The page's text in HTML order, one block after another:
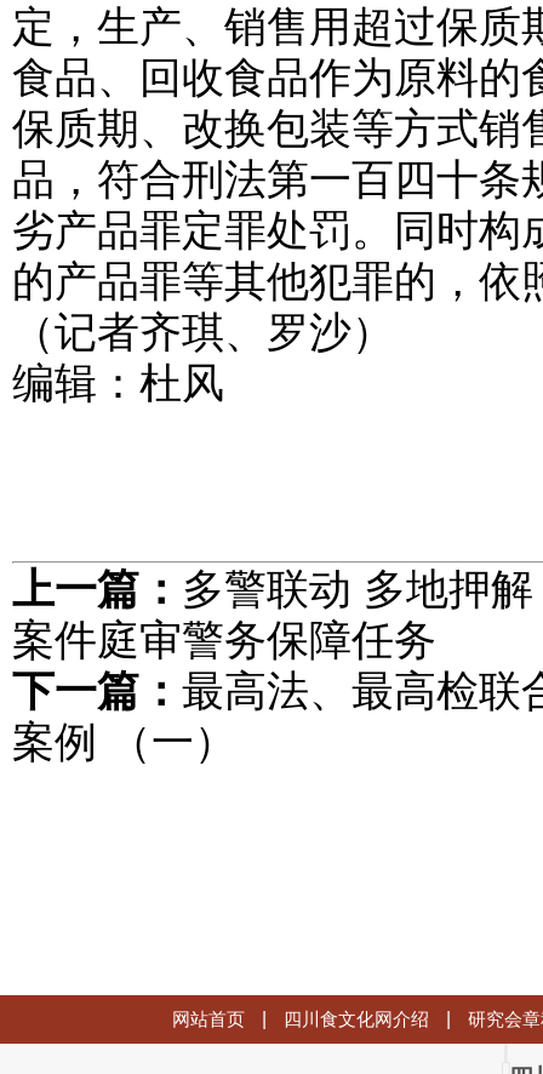
定，生产、销售用超过保
食品、回收食品作为原料的
保质期、改换包装等方式销
品，符合刑法第一百四十条
劣产品罪定罪处罚。同时构
的产品罪等其他犯罪的，
（记者齐琪、罗沙）
编辑：杜风
上一篇： 多警联动 多地押
案件庭审警务保障任务
下一篇： 最高法、最高检联
案例 （一）
网站首页 四川食文化网介绍 研究会